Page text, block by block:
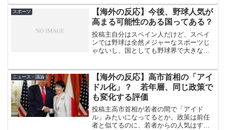
だと。管理人追記今井達也選手は通訳を
通して、「野球以外のアメリ...
スポーツ
【海外の反応】今後、野球人気が
高まる可能性のある国ってある？
投稿主自分はスペイン人だけど、スペイ
ンでは野球は全然メジャーなスポーツじ
ゃないし、国としても野球界で大きな存
だ。理由は移民コミュニティの拡大。現
在、ベネズエラ人が約6...
ニュース・議論
【海外の反応】高市首相の「アイ
ドル化」？ 若年層、同じ政策で
も変化する評価
投稿主高市首相が若者の間で「アイド
ル」みたいになってるとか。政策は前任
者と似てるのに、若者からの人気はすご